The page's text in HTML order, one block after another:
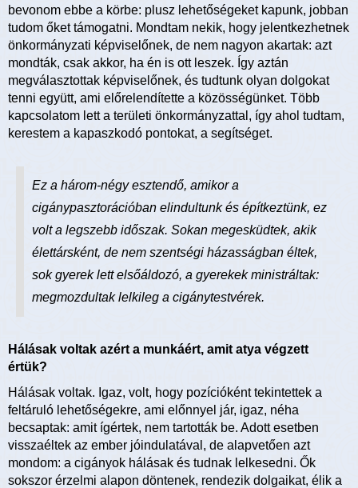
bevonom ebbe a körbe: plusz lehetőségeket kapunk, jobban
tudom őket támogatni. Mondtam nekik, hogy jelentkezhetnek
önkormányzati képviselőnek, de nem nagyon akartak: azt
mondták, csak akkor, ha én is ott leszek. Így aztán
megválasztottak képviselőnek, és tudtunk olyan dolgokat
tenni együtt, ami előrelendítette a közösségünket. Több
kapcsolatom lett a területi önkormányzattal, így ahol tudtam,
kerestem a kapaszkodó pontokat, a segítséget.
Ez a három-négy esztendő, amikor a
cigánypasztorációban elindultunk és építkeztünk, ez
volt a legszebb időszak. Sokan megesküdtek, akik
élettársként, de nem szentségi házasságban éltek,
sok gyerek lett elsőáldozó, a gyerekek ministráltak:
megmozdultak lelkileg a cigánytestvérek.
Hálásak voltak azért a munkáért, amit atya végzett
értük?
Hálásak voltak. Igaz, volt, hogy pozícióként tekintettek a
feltáruló lehetőségekre, ami előnnyel jár, igaz, néha
becsaptak: amit ígértek, nem tartották be. Adott esetben
visszaéltek az ember jóindulatával, de alapvetően azt
mondom: a cigányok hálásak és tudnak lelkesedni. Ők
sokszor érzelmi alapon döntenek, rendezik dolgaikat, élik a